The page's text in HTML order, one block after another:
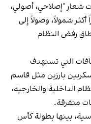
2017، التي شهدت شعار "إصلاحي، أصولي،
شمولاً، وصولاً إلى
رفض النظام
التي تستهدف
بارزين مثل قاسم
الداخلية والخارجية،
متفرقة.
بينها بطولة كأس